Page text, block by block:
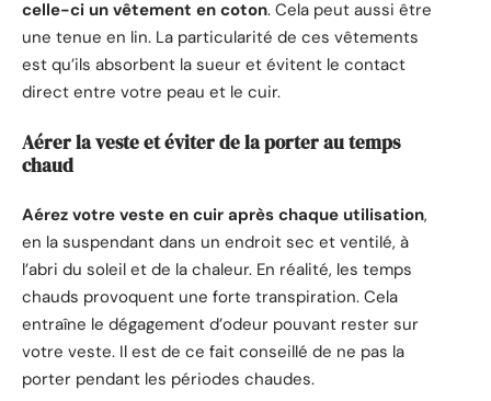
celle-ci un vêtement en coton. Cela peut aussi être
une tenue en lin. La particularité de ces vêtements
est qu’ils absorbent la sueur et évitent le contact
direct entre votre peau et le cuir.
Aérer la veste et éviter de la porter au temps
chaud
Aérez votre veste en cuir après chaque utilisation,
en la suspendant dans un endroit sec et ventilé, à
l’abri du soleil et de la chaleur. En réalité, les temps
chauds provoquent une forte transpiration. Cela
entraîne le dégagement d’odeur pouvant rester sur
votre veste. Il est de ce fait conseillé de ne pas la
porter pendant les périodes chaudes.